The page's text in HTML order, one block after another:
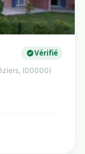
Vérifié
(00000)